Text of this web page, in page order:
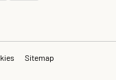
Sitemap